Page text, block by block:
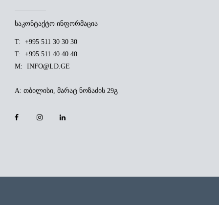
საკონტაქტო ინფორმაცია
T:
+995 511 30 30 30
T:
+995 511 40 40 40
M:
INFO@LD.GE
A: თბილისი, მარატ ნოზაძის 29გ